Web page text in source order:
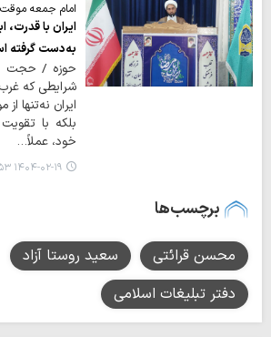
امام جمعه موقت
ایران با قدرت،
به‌دست گرفته
حوزه / حجت
شرایطی که
ایران نه‌تنها
بلکه با
خود، عملاً…
۱۴۰۴-۰۲-۱۹ ۱۷:۵۳
برچسب‌ها
محسن قرائتی
سعید روستا آزاد
دفتر تبلیغات اسلامی